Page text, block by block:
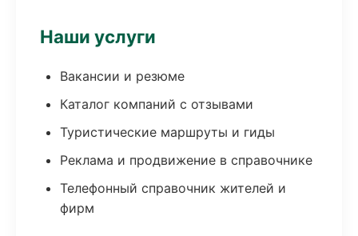
Наши услуги
Вакансии и резюме
Каталог компаний с отзывами
Туристические маршруты и гиды
Реклама и продвижение в справочнике
Телефонный справочник жителей и
фирм